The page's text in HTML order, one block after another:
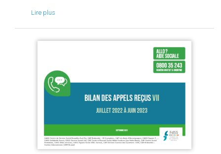
Lire plus